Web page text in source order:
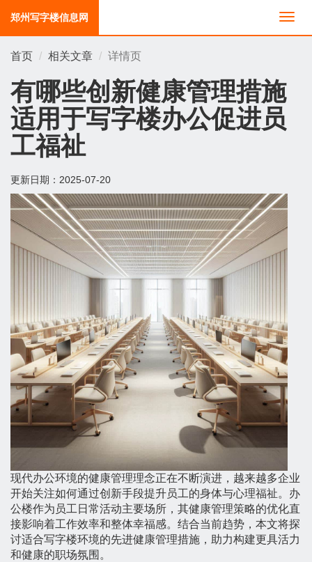
切
换
郑州写字楼信息网
首页 相关文章 详情页
有哪些创新健康管理措施
适用于写字楼办公促进员
工福祉
更新日期： 2025-07-20
现代办公环境的健康管理理念正在不断演进，越来越多企业
开始关注如何通过创新手段提升员工的身体与心理福祉。办
公楼作为员工日常活动主要场所，其健康管理策略的优化直
接影响着工作效率和整体幸福感。结合当前趋势，本文将探
讨适合写字楼环境的先进健康管理措施，助力构建更具活力
和健康的职场氛围。